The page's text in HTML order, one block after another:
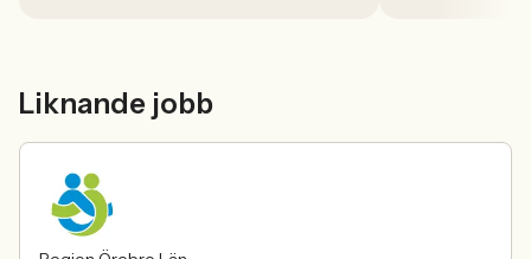
konkurrensen om rätt kompetens
behöver kunna visa vad det betyder i
praktiken.
Liknande jobb